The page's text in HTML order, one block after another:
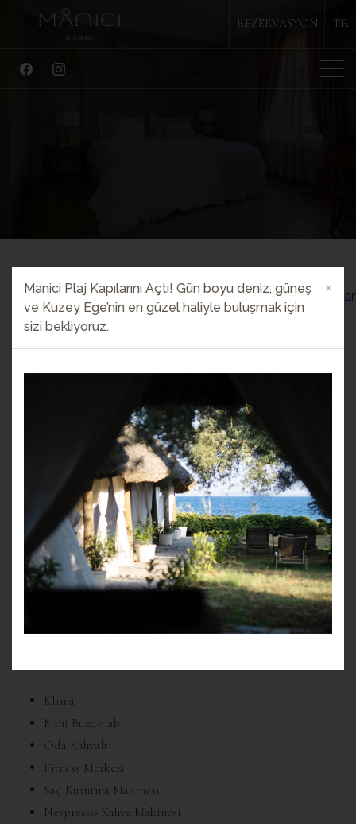
Manici Plaj Kapılarını Açtı! Gün boyu deniz, güneş
ve Kuzey Ege’nin en güzel haliyle buluşmak için
sizi bekliyoruz.
Yeşilyurt Köyü, Küçükkuyu/Çanakkale
Yol Tarifi Al
REZERVASYON TR
Standart odalar, ana binada yer almakta olup, her biri
misafirlerimize hem lüks otel konforu hem de kır köşkünün
huzur veren dinginliğini sunacak şekilde özenle tasarlanmıştır.
Odaların büyük ve rahat yatakları, sıcaklık ve samimiyet veren
taş şömineleri ve geniş alanları sayesinde konuklar kendilerini
Özellikler
Klima
Mini Buzdolabı
Oda Kahvaltı
Fitness Merkezi
Saç Kurutma Makinesi
Nespresso Kahve Makinesi